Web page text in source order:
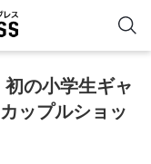
の小学生ギャ
ップルショッ